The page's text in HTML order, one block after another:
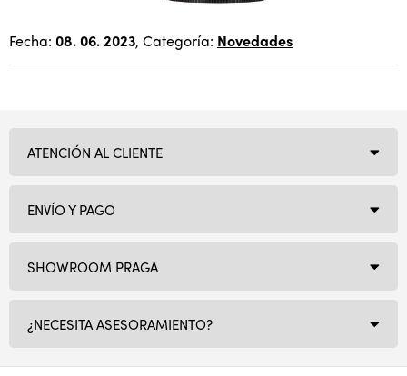
Fecha: 08. 06. 2023, Categoría: Novedades
SHOWROOM PRAGA
¿NECESITA ASESORAMIENTO?
ATENCIÓN AL CLIENTE
ENVÍO Y PAGO